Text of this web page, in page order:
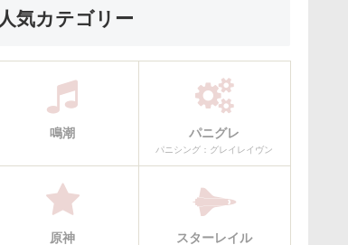
人気カテゴリー
鳴潮 パニグレ
パニシング：グレイレイヴン
原神 スターレイル